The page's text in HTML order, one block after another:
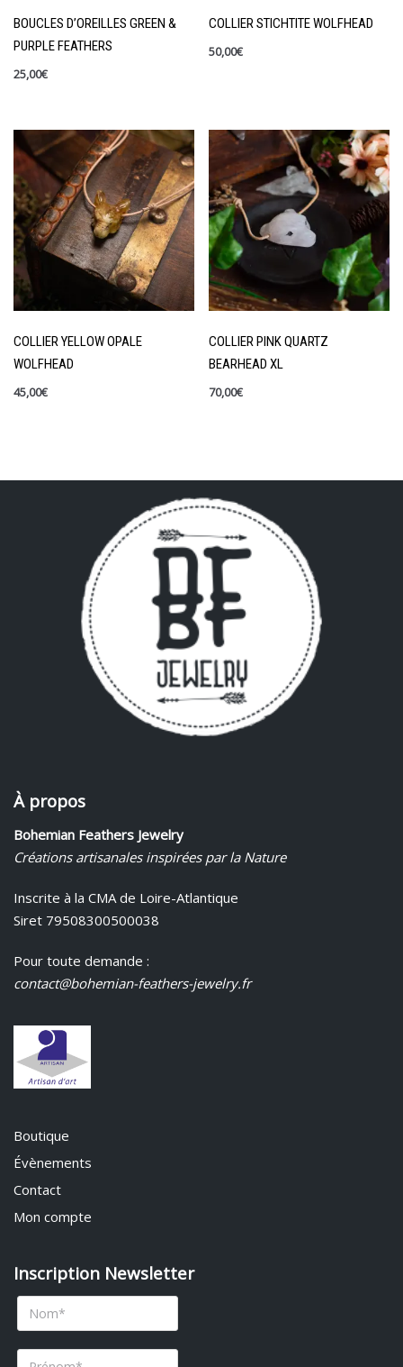
BOUCLES D’OREILLES GREEN &
PURPLE FEATHERS
25,00€
COLLIER STICHTITE WOLFHEAD
50,00€
COLLIER YELLOW OPALE
WOLFHEAD
45,00€
COLLIER PINK QUARTZ
BEARHEAD XL
70,00€
À propos
Bohemian Feathers Jewelry
Créations artisanales inspirées par la Nature
Inscrite à la CMA de Loire-Atlantique
Siret 79508300500038
Pour toute demande :
contact@bohemian-feathers-jewelry.fr
Boutique
Évènements
Contact
Mon compte
Inscription Newsletter